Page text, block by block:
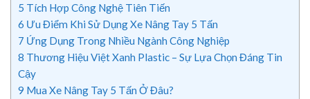
5 Tích Hợp Công Nghệ Tiên Tiến
6 Ưu Điểm Khi Sử Dụng Xe Nâng Tay 5 Tấn
7 Ứng Dụng Trong Nhiều Ngành Công Nghiệp
8 Thương Hiệu Việt Xanh Plastic – Sự Lựa Chọn Đáng Tin
Cậy
9 Mua Xe Nâng Tay 5 Tấn Ở Đâu?